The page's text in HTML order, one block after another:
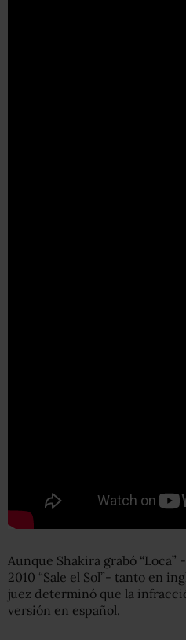
Aunque Shakira grabó
2010 “Sale el Sol”- tanto en
juez determinó que la
versión en español.